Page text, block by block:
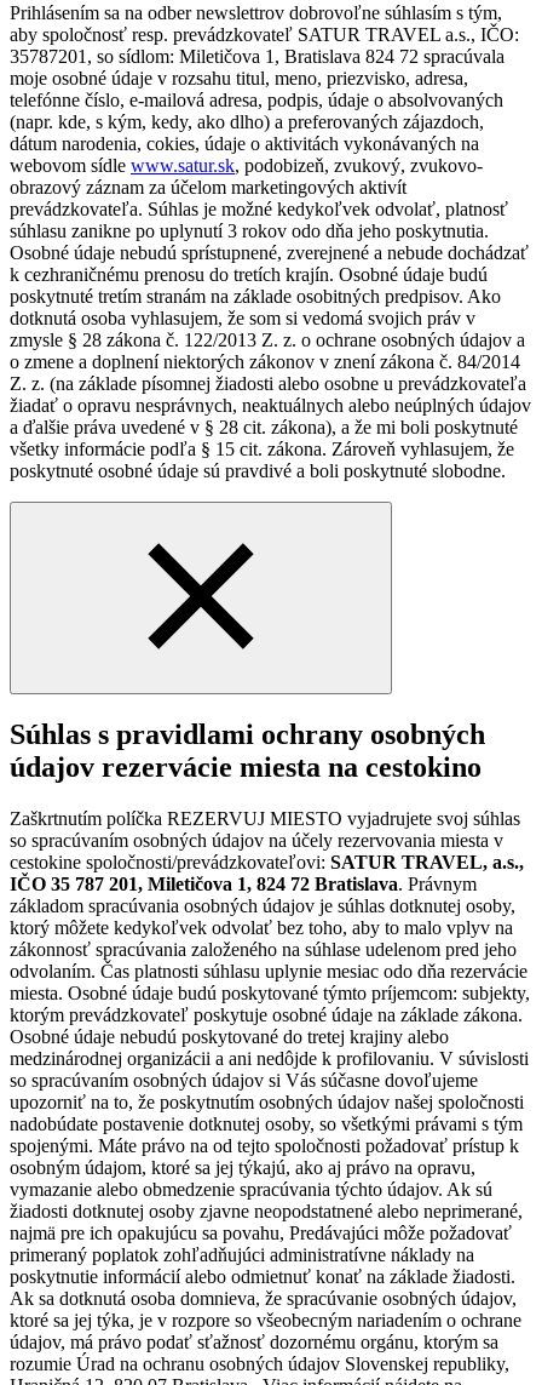
Prihlásením sa na odber newslettrov dobrovoľne súhlasím s tým,
aby spoločnosť resp. prevádzkovateľ SATUR TRAVEL a.s., IČO:
35787201, so sídlom: Miletičova 1, Bratislava 824 72 spracúvala
moje osobné údaje v rozsahu titul, meno, priezvisko, adresa,
telefónne číslo, e-mailová adresa, podpis, údaje o absolvovaných
(napr. kde, s kým, kedy, ako dlho) a preferovaných zájazdoch,
dátum narodenia, cokies, údaje o aktivitách vykonávaných na
webovom sídle www.satur.sk, podobizeň, zvukový, zvukovo-
obrazový záznam za účelom marketingových aktivít
prevádzkovateľa. Súhlas je možné kedykoľvek odvolať, platnosť
súhlasu zanikne po uplynutí 3 rokov odo dňa jeho poskytnutia.
Osobné údaje nebudú sprístupnené, zverejnené a nebude dochádzať
k cezhraničnému prenosu do tretích krajín. Osobné údaje budú
poskytnuté tretím stranám na základe osobitných predpisov. Ako
dotknutá osoba vyhlasujem, že som si vedomá svojich práv v
zmysle § 28 zákona č. 122/2013 Z. z. o ochrane osobných údajov a
o zmene a doplnení niektorých zákonov v znení zákona č. 84/2014
Z. z. (na základe písomnej žiadosti alebo osobne u prevádzkovateľa
žiadať o opravu nesprávnych, neaktuálnych alebo neúplných údajov
a ďalšie práva uvedené v § 28 cit. zákona), a že mi boli poskytnuté
všetky informácie podľa § 15 cit. zákona. Zároveň vyhlasujem, že
poskytnuté osobné údaje sú pravdivé a boli poskytnuté slobodne.
Súhlas s pravidlami ochrany osobných
údajov rezervácie miesta na cestokino
Zaškrtnutím políčka REZERVUJ MIESTO vyjadrujete svoj súhlas
so spracúvaním osobných údajov na účely rezervovania miesta v
cestokine spoločnosti/prevádzkovateľovi: SATUR TRAVEL, a.s.,
IČO 35 787 201, Miletičova 1, 824 72 Bratislava. Právnym
základom spracúvania osobných údajov je súhlas dotknutej osoby,
ktorý môžete kedykoľvek odvolať bez toho, aby to malo vplyv na
zákonnosť spracúvania založeného na súhlase udelenom pred jeho
odvolaním. Čas platnosti súhlasu uplynie mesiac odo dňa rezervácie
miesta. Osobné údaje budú poskytované týmto príjemcom: subjekty,
ktorým prevádzkovateľ poskytuje osobné údaje na základe zákona.
Osobné údaje nebudú poskytované do tretej krajiny alebo
medzinárodnej organizácii a ani nedôjde k profilovaniu. V súvislosti
so spracúvaním osobných údajov si Vás súčasne dovoľujeme
upozorniť na to, že poskytnutím osobných údajov našej spoločnosti
nadobúdate postavenie dotknutej osoby, so všetkými právami s tým
spojenými. Máte právo na od tejto spoločnosti požadovať prístup k
osobným údajom, ktoré sa jej týkajú, ako aj právo na opravu,
vymazanie alebo obmedzenie spracúvania týchto údajov. Ak sú
žiadosti dotknutej osoby zjavne neopodstatnené alebo neprimerané,
najmä pre ich opakujúcu sa povahu, Predávajúci môže požadovať
primeraný poplatok zohľadňujúci administratívne náklady na
poskytnutie informácií alebo odmietnuť konať na základe žiadosti.
Ak sa dotknutá osoba domnieva, že spracúvanie osobných údajov,
ktoré sa jej týka, je v rozpore so všeobecným nariadením o ochrane
údajov, má právo podať sťažnosť dozornému orgánu, ktorým sa
rozumie Úrad na ochranu osobných údajov Slovenskej republiky,